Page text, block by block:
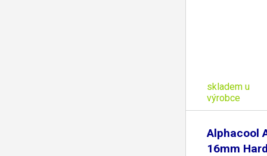
skladem u
výrobce
Alphacool
16mm